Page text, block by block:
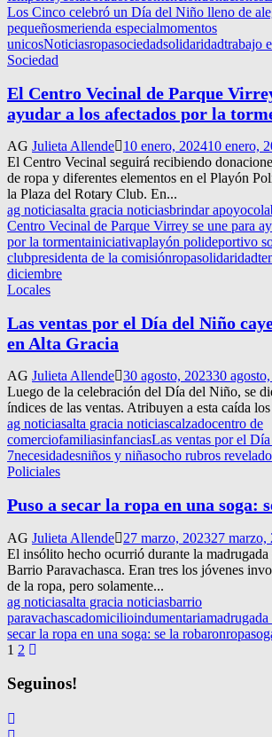
Los Cinco celebró un Día del Niño lleno de
pequeñosmerienda especialmomentos
unicosNoticiasropasociedadsolidaridadtrabajo
Sociedad
El Centro Vecinal de Parque
ayudar a los afectados por la
AG Julieta Allende 10 enero, 202410 enero,
El Centro Vecinal seguirá recibiendo
de ropa y diferentes elementos en el Playón
la Plaza del Rotary Club. En...
ag noticiasalta gracia noticiasbrindar apoyo
Centro Vecinal de Parque Virrey se une para
por la tormentainiciativaplayón polideportivo
clubpresidenta de la comisiónropasolidaridad
diciembre
Locales
Las ventas por el Día del Niño
en Alta Gracia
AG Julieta Allende 30 agosto, 202330
Luego de la celebración del Día del Niño, se
índices de las ventas. Atribuyen a esta caída
ag noticiasalta gracia noticiascalzadocentro de
comerciofamiliasinfanciasLas ventas por el
7necesidadesniños y niñasocho rubros
Policiales
Puso a secar la ropa en una soga:
AG Julieta Allende 27 marzo, 202327 marzo,
El insólito hecho ocurrió durante la
Barrio Paravachasca. Eran tres los jóvenes
de la ropa, pero solamente...
ag noticiasalta gracia noticiasbarrio
paravachascadomicilioindumentaria
secar la ropa en una soga: se la robaronropa
Navegación
de
entradas
1 2
Seguinos!